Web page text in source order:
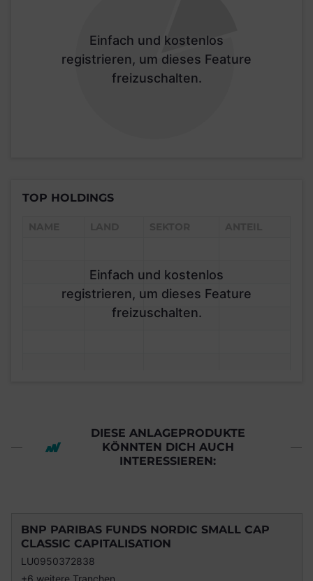
Einfach und kostenlos
registrieren, um dieses Feature
freizuschalten.
TOP HOLDINGS
Einfach und kostenlos
registrieren, um dieses Feature
freizuschalten.
DIESE ANLAGEPRODUKTE
KÖNNTEN DICH AUCH
INTERESSIEREN:
BNP PARIBAS FUNDS NORDIC SMALL CAP
CLASSIC CAPITALISATION
LU0950372838